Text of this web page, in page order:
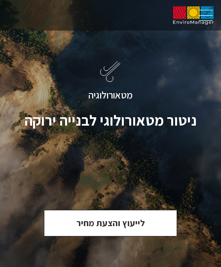
מטאורולוגיה
ניטור מטאורולוגי לבנייה ירוקה
לייעוץ והצעת מחיר